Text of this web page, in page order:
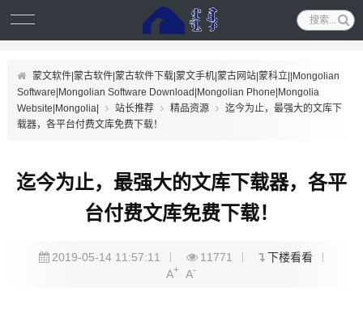
蒙文软件|蒙古软件|蒙古软件下载|蒙文手机|蒙古网站|蒙科立||Mongolian
Software|Mongolian Software Download|Mongolian Phone|Mongolia
Website|Mongolia|
站长推荐 精品资源
迄今为止，最强大的文库下
载器，各平台付费文库免费下载！
迄今为止，最强大的文库下载器，各平
台付费文库免费下载！
2019-05-14 11:57:11 11771
下楼看看
A+ A-